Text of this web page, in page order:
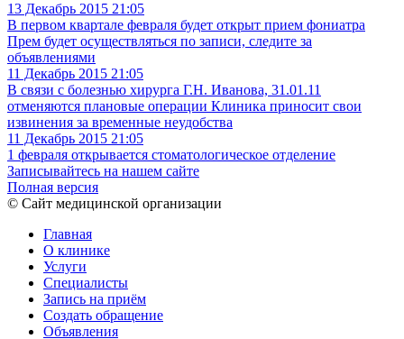
13 Декабрь 2015 21:05
В первом квартале февраля будет открыт прием фониатра
Прем будет осуществляться по записи, следите за
объявлениями
11 Декабрь 2015 21:05
В связи с болезнью хирурга Г.Н. Иванова, 31.01.11
отменяются плановые операции Клиника приносит свои
извинения за временные неудобства
11 Декабрь 2015 21:05
1 февраля открывается стоматологическое отделение
Записывайтесь на нашем сайте
Полная версия
© Сайт медицинской организации
Главная
О клинике
Услуги
Специалисты
Запись на приём
Создать обращение
Объявления